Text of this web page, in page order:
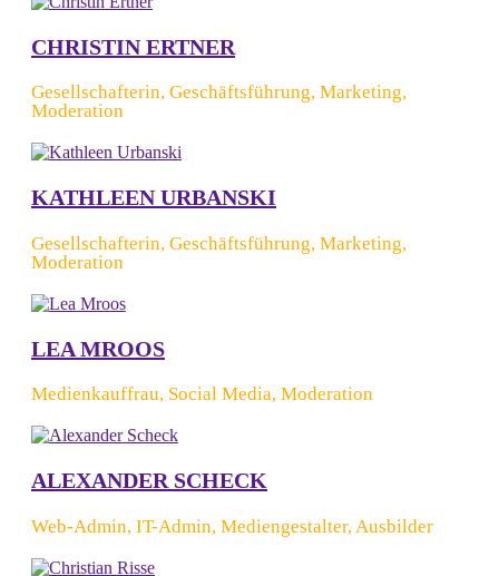
CHRISTIN ERTNER
Gesellschafterin, Geschäftsführung, Marketing,
Moderation
KATHLEEN URBANSKI
Gesellschafterin, Geschäftsführung, Marketing,
Moderation
LEA MROOS
Medienkauffrau, Social Media, Moderation
ALEXANDER SCHECK
Web-Admin, IT-Admin, Mediengestalter, Ausbilder